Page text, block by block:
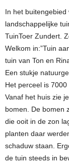
In het
landschappelijke
TuinToer Zundert.
Welkom in:”Tuin
tuin van Ton en
Een stukje
Het perceel is
Vanaf het huis zie
bomen. De bomen
die ooit in de zon
planten daar
schaduw staan.
de tuin steeds in